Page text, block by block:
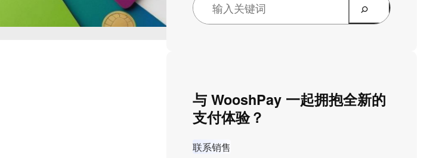
与 WooshPay 一起拥抱全新的
支付体验？
联系销售